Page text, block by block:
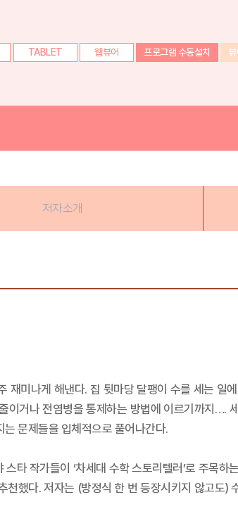
TABLET 웹뷰어 프로그램 수동설치
저자소개
미나게 해낸다. 집 뒷마당 달팽이 수를 세는 일
거나 전염병을 통제하는 방법에 이르기까지….
문제들을 입체적으로 풀어나간다.
타 작가들이 ‘차세대 수학 스토리텔러’로 주목
했다. 저자는 (방정식 한 번 등장시키지 않고도)